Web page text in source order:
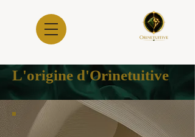
L'origine d'Orinetuitive